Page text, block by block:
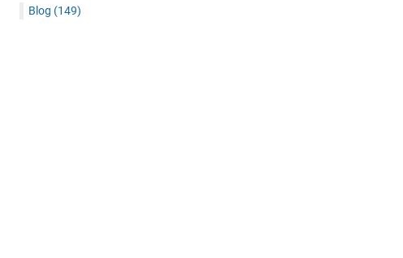
Blog (149)